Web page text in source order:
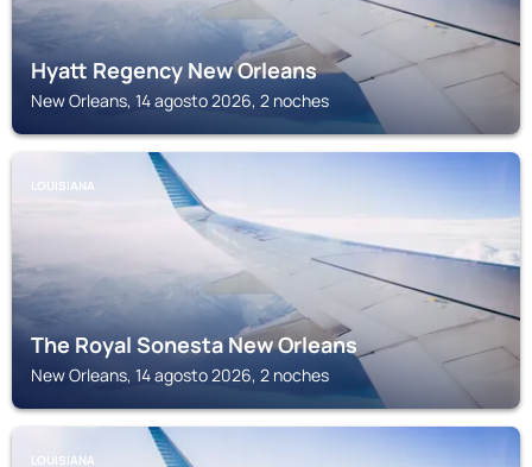
Hyatt Regency New Orleans
New Orleans, 14 agosto 2026, 2 noches
LOUISIANA
The Royal Sonesta New Orleans
New Orleans, 14 agosto 2026, 2 noches
LOUISIANA